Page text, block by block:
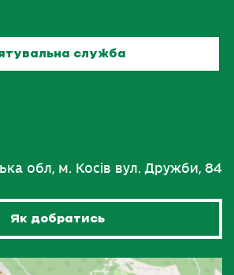
служба
обл, м. Косів вул. Дружби, 84
Як добратись